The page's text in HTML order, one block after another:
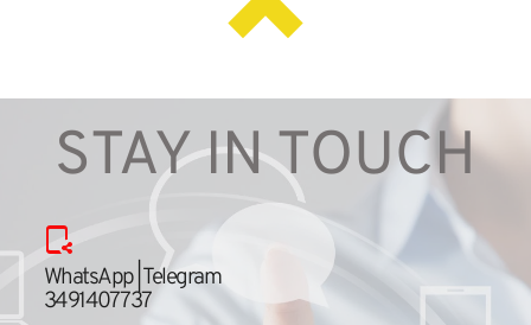
STAY IN TOUCH
WhatsApp | Telegram
3491407737